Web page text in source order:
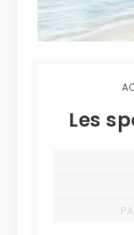
Les